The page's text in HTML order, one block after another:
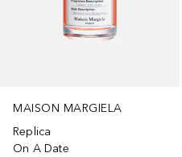
MAISON MARGIELA
Replica
On A Date